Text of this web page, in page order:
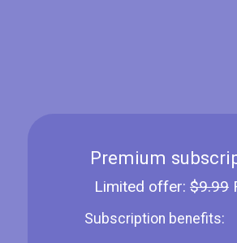
Premium
Limited offer: $9.99
Subscription benefits: